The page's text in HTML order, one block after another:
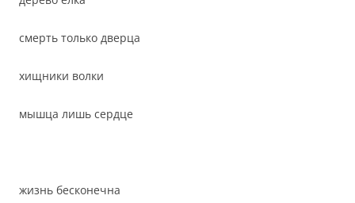
смерть только дверца
хищники волки
мышца лишь сердце
жизнь бесконечна